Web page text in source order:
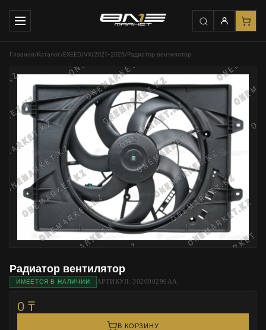
Главная/Каталог/EXEED/VX/2021-2025/Радиатор вентилятор
Радиатор вентилятор
ИМЕЕТСЯ В НАЛИЧИИ АРТИКУЛ: 302000290АА
0 ₸
В КОРЗИНУ